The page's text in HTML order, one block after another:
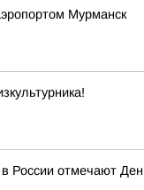
Мурманск
России отмечают